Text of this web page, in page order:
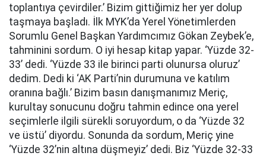
toplantıya çevirdiler.’ Bizim gittiğimiz her yer dolup
taşmaya başladı. İlk MYK’da Yerel Yönetimlerden
Sorumlu Genel Başkan Yardımcımız Gökan Zeybek’e,
tahminini sordum. O iyi hesap kitap yapar. ‘Yüzde 32-
33’ dedi. ‘Yüzde 33 ile birinci parti olunursa oluruz’
dedim. Dedi ki ‘AK Parti’nin durumuna ve katılım
oranına bağlı.’ Bizim basın danışmanımız Meriç,
kurultay sonucunu doğru tahmin edince ona yerel
seçimlerle ilgili sürekli soruyordum, o da ‘Yüzde 32
ve üstü’ diyordu. Sonunda da sordum, Meriç yine
‘Yüzde 32’nin altına düşmeyiz’ dedi. Biz ‘Yüzde 32-33